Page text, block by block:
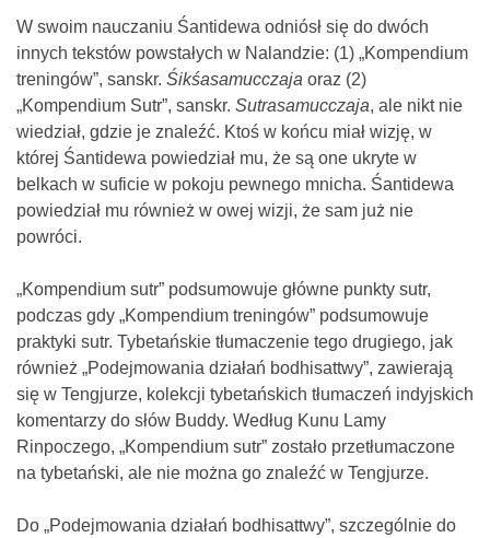
W swoim nauczaniu Śantidewa odniósł się do dwóch
innych tekstów powstałych w Nalandzie: (1) „Kompendium
treningów”, sanskr. Śikśasamucczaja oraz (2)
„Kompendium Sutr”, sanskr. Sutrasamucczaja, ale nikt nie
wiedział, gdzie je znaleźć. Ktoś w końcu miał wizję, w
której Śantidewa powiedział mu, że są one ukryte w
belkach w suficie w pokoju pewnego mnicha. Śantidewa
powiedział mu również w owej wizji, że sam już nie
powróci.
„Kompendium sutr” podsumowuje główne punkty sutr,
podczas gdy „Kompendium treningów” podsumowuje
praktyki sutr. Tybetańskie tłumaczenie tego drugiego, jak
również „Podejmowania działań bodhisattwy”, zawierają
się w Tengjurze, kolekcji tybetańskich tłumaczeń indyjskich
komentarzy do słów Buddy. Według Kunu Lamy
Rinpoczego, „Kompendium sutr” zostało przetłumaczone
na tybetański, ale nie można go znaleźć w Tengjurze.
Do „Podejmowania działań bodhisattwy”, szczególnie do